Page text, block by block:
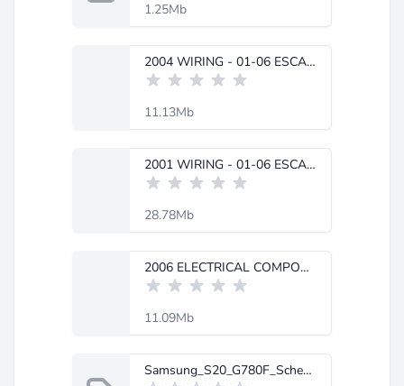
1.25Mb
2004 WIRING - 01-06 ESCAPE - Get Free.pdf
11.13Mb
2001 WIRING - 01-06 ESCAPE - Get Free.pdf
28.78Mb
2006 ELECTRICAL COMPONENT LOCATIONS - 01-06 ESCAPE - Get Free.pdf
11.09Mb
Samsung_S20_G780F_Schematic_Diagram-MobileRdx.com.rar